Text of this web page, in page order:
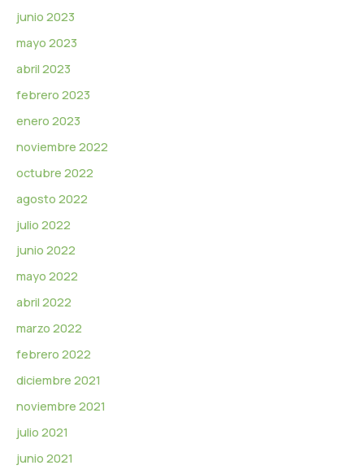
junio 2023
mayo 2023
abril 2023
febrero 2023
enero 2023
noviembre 2022
octubre 2022
agosto 2022
julio 2022
junio 2022
mayo 2022
abril 2022
marzo 2022
febrero 2022
diciembre 2021
noviembre 2021
julio 2021
junio 2021